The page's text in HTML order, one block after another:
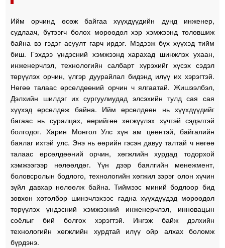
Ийм орчинд өсөж байгаа хүүхдүүдийн дунд инженер,
судлаач, бүтээгч болох мөрөөдөл хэр хэмжээнд төлөвшиж
байна вэ гэдэг асуулт гарч ирдэг. Мэдээж бүх хүүхэд тийм
биш. Гэхдээ үндэсний хэмжээнд харахад шинжлэх ухаан,
инженерчлэл, технологийн салбарт хүрэхийг хүсэх сэдэл
төрүүлэх орчин, үлгэр дуурайлал бидэнд илүү их хэрэгтэй.
Нөгөө талаас өрсөлдөөний орчин ч ялгаатай. Жишээлбэл,
Дэлхийн шилдэг их сургуулиудад элсэхийн тулд сая сая
хүүхэд өрсөлдөж байна. Ийм өрсөлдөөн нь хүүхдүүдийг
багаас нь суралцах, өөрийгөө хөгжүүлэх хүчтэй сэдэлтэй
болгодог. Харин Монгол Улс хүн ам цөөнтэй, байгалийн
баялаг ихтэй улс. Энэ нь өөрийн гэсэн давуу талтай ч нөгөө
талаас өрсөлдөөний орчин, хөгжлийн хурдад тодорхой
хэмжээгээр нөлөөлдөг. Үүн дээр баялгийн менежмент,
боловсролын бодлого, технологийн хөгжил зэрэг олон хүчин
зүйл давхар нөлөөлж байна. Тиймээс миний бодлоор бид
зөвхөн хөтөлбөр шинэчлэхээс гадна хүүхдүүдэд мөрөөдөл
төрүүлэх үндэсний хэмжээний инженерчлэл, инновацын
соёлыг бий болгох хэрэгтэй. Ингэж байж дэлхийн
технологийн хөгжлийн хурдтай илүү ойр алхах боломж
бүрдэнэ.